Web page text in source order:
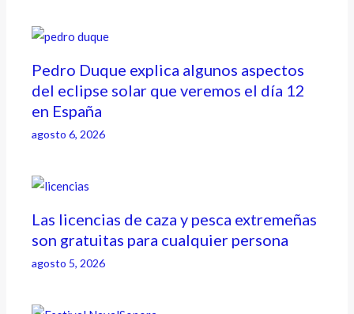
Pedro Duque explica algunos aspectos
del eclipse solar que veremos el día 12
en España
agosto 6, 2026
Las licencias de caza y pesca extremeñas
son gratuitas para cualquier persona
agosto 5, 2026